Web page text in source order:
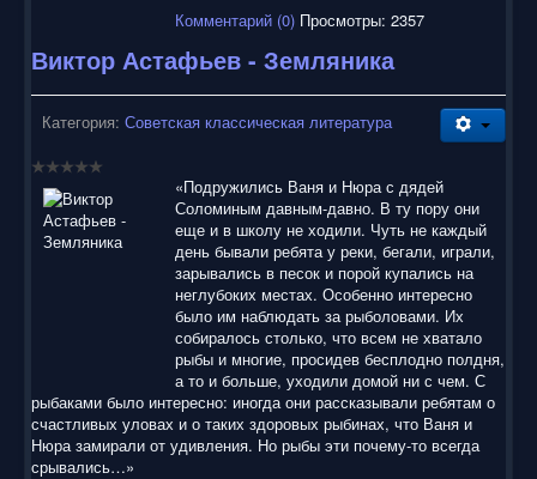
Комментарий (0) Просмотры: 2357
Виктор Астафьев - Земляника
Категория: Советская классическая литература
«Подружились Ваня и Нюра с дядей
Соломиным давным-давно. В ту пору они
еще и в школу не ходили. Чуть не каждый
день бывали ребята у реки, бегали, играли,
зарывались в песок и порой купались на
неглубоких местах. Особенно интересно
было им наблюдать за рыболовами. Их
собиралось столько, что всем не хватало
рыбы и многие, просидев бесплодно полдня,
а то и больше, уходили домой ни с чем. С
рыбаками было интересно: иногда они рассказывали ребятам о
счастливых уловах и о таких здоровых рыбинах, что Ваня и
Нюра замирали от удивления. Но рыбы эти почему-то всегда
срывались…»